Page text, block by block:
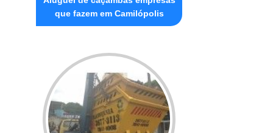
que fazem em Camilópolis